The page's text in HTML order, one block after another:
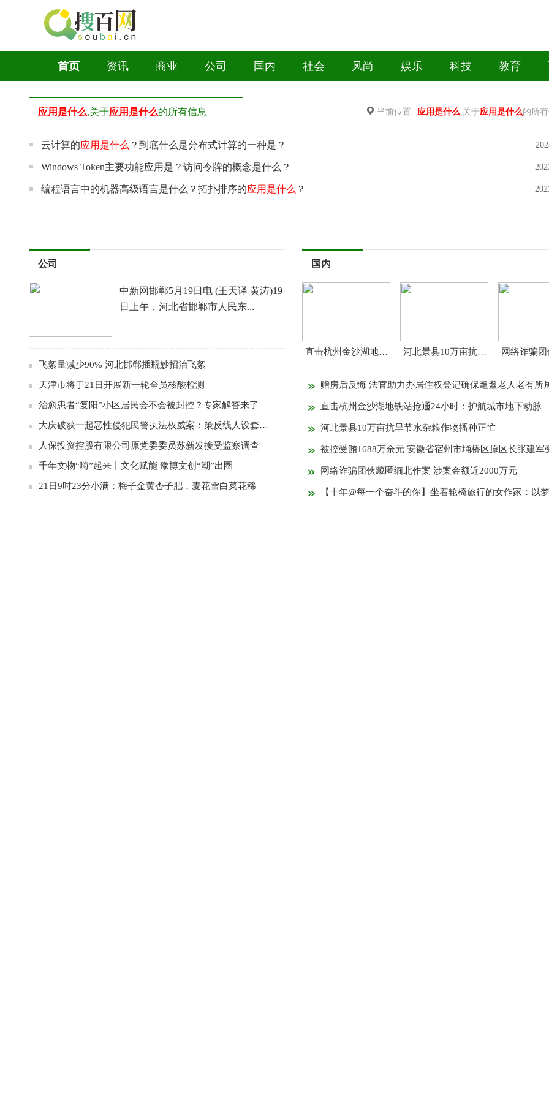
首页 资讯 商业 公司 国内 社会 风尚 娱乐 科技 教育
应用是什么,关于应用是什么的所有信息 当前位置 | 应用是什么 ,关于应用是什么的所
云计算的应用是什么 ？到底什么是分布式计算的一种是？
Windows Token主要功能应用是？访问令牌的概念是什么？
编程语言中的机器高级语言是什么？拓扑排序的应用是什么 ？
公司
中新网邯郸5月19日电 (王天译 黄涛)19
日上午，河北省邯郸市人民东...
飞絮量减少90% 河北邯郸插瓶妙招治飞絮
天津市将于21日开展新一轮全员核酸检测
治愈患者“复阳”小区居民会不会被封控？专家解答来了
大庆破获一起恶性侵犯民警执法权威案：策反线人设套诬陷民警
人保投资控股有限公司原党委委员苏新发接受监察调查
千年文物“嗨”起来丨文化赋能 豫博文创“潮”出圈
21日9时23分小满：梅子金黄杏子肥，麦花雪白菜花稀
国内
直击杭州金沙湖地铁站抢通24小时：护航城市地下动脉 河北景县10万亩抗旱节水杂粮作物播种正忙
赠房后反悔 法官助力办居住权登记确保耄耋老人老有所
直击杭州金沙湖地铁站抢通24小时：护航城市地下动脉
河北景县10万亩抗旱节水杂粮作物播种正忙
被控受贿1688万余元 安徽省宿州市埇桥区原区长张建军
网络诈骗团伙藏匿缅北作案 涉案金额近2000万元
【十年@每一个奋斗的你】坐着轮椅旅行的女作家：以梦为马 未来